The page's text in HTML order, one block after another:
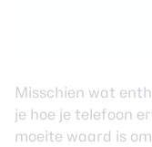
Misschien wat
je hoe je telefoon
moeite waard is